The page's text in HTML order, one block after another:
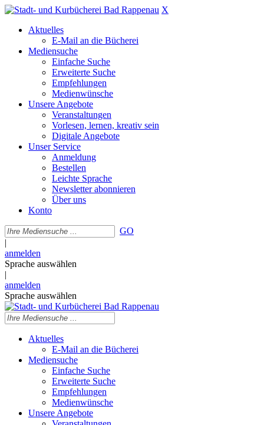
X
Aktuelles
E-Mail an die Bücherei
Mediensuche
Einfache Suche
Erweiterte Suche
Empfehlungen
Medienwünsche
Unsere Angebote
Veranstaltungen
Vorlesen, lernen, kreativ sein
Digitale Angebote
Unser Service
Anmeldung
Bestellen
Leichte Sprache
Newsletter abonnieren
Über uns
Konto
GO
|
anmelden
Sprache auswählen
|
anmelden
Sprache auswählen
Aktuelles
E-Mail an die Bücherei
Mediensuche
Einfache Suche
Erweiterte Suche
Empfehlungen
Medienwünsche
Unsere Angebote